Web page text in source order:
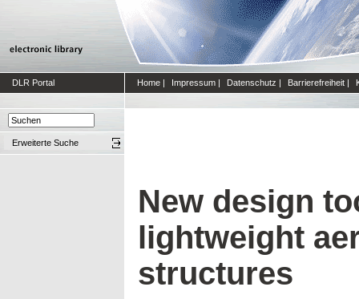
DLR Portal Home | Impressum | Datenschutz | Barrierefreiheit |
Erweiterte Suche
New design
lightweight
structures